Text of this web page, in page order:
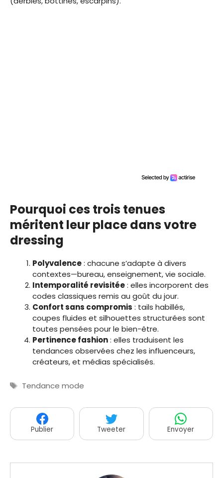
Pourquoi ces trois tenues
méritent leur place dans votre
dressing
Polyvalence: chacune s’adapte à divers
contextes—bureau, enseignement, vie sociale.
Intemporalité revisitée: elles incorporent des
codes classiques remis au goût du jour.
Confort sans compromis : tails habillés,
coupes fluides et silhouettes structurées sont
toutes pensées pour le bien-être.
Pertinence fashion: elles traduisent les
tendances observées chez les influenceurs,
créateurs, et médias spécialisés.
Étiquettes
Tendance mode
Publier Tweeter Envoyer